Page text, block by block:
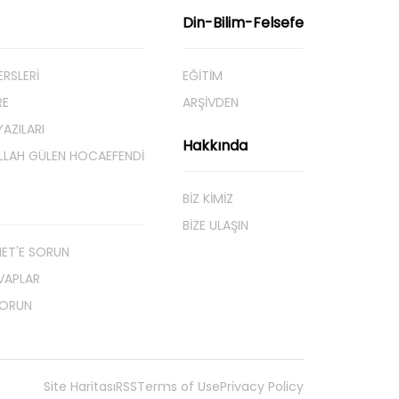
GÜLEN HOCAEFENDI
SORUN
Din-Bilim-Felsefe
EĞITIM
ARŞIVDEN
Hakkında
BIZ KIMIZ
BIZE ULAŞIN
Site HaritasıRSSTerms of UsePrivacy Policy